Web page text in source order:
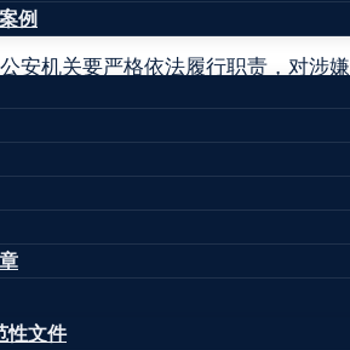
例
性文件
责
安机关要严格依法履行职责，对涉
法检查时，发现违法行为明显涉嫌
机关立案后依法提请行政执法机关作
托专业机构做检验、鉴定、认定，而
公安机关移送涉嫌犯罪案件，应当
应当将行政处罚决定书一并抄送公安
民法院作出无罪判决或者免予刑事